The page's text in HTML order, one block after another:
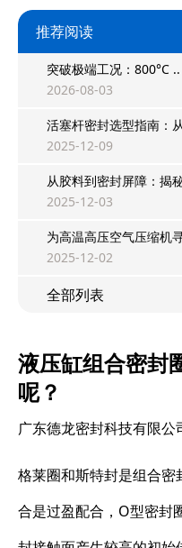
推荐阅读
突破极端工况：800°C ..
2026-08-03
活塞杆密封选型指南：
2025-12-09
从胶料到密封屏障：揭
2025-12-03
为高温高压空气压缩机
2025-12-02
全部列表
液压缸组合密封
呢？
广东德龙密封科技有限公
格莱圈和斯特封是组合
合是过盈配合，O型密封